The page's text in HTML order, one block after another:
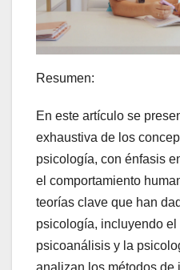
Resumen:
En este artículo se
exhaustiva de los
psicología, con énfasis
el comportamiento
teorías clave que han
psicología, incluyendo el
psicoanálisis y la
analizan los métodos